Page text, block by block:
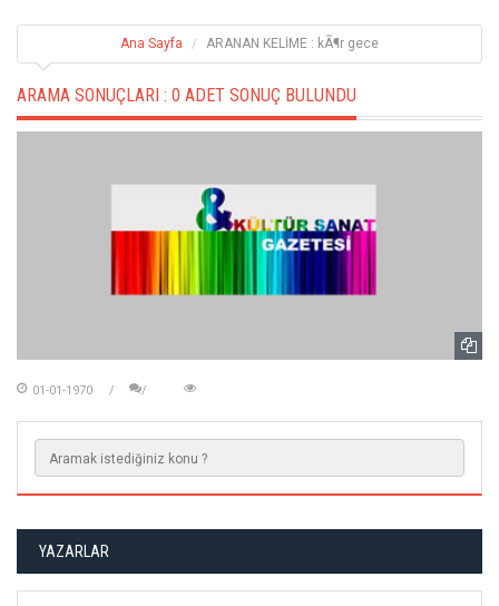
Ana Sayfa ARANAN KELİME : kÃ¶r gece
ARAMA SONUÇLARI : 0 ADET SONUÇ BULUNDU
01-01-1970
YAZARLAR